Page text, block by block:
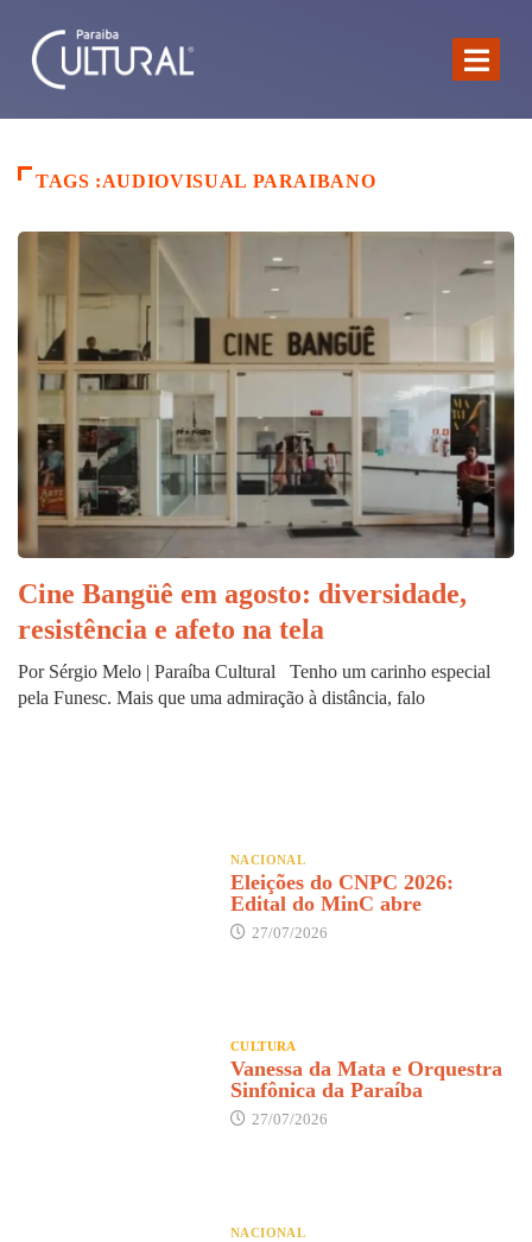
TAGS :AUDIOVISUAL PARAIBANO
Cine Bangüê em agosto: diversidade,
resistência e afeto na tela
Por Sérgio Melo | Paraíba Cultural Tenho um carinho especial
pela Funesc. Mais que uma admiração à distância, falo
NACIONAL
Eleições do CNPC 2026:
Edital do MinC abre
27/07/2026
CULTURA
Vanessa da Mata e Orquestra
Sinfônica da Paraíba
27/07/2026
NACIONAL